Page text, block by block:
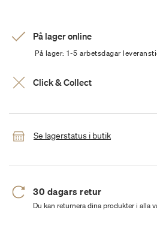
På lager online
På lager: 1-5 arbetsdagar
Click & Collect
Se lagerstatus i butik
30 dagars retur
Du kan returnera dina produkter i alla